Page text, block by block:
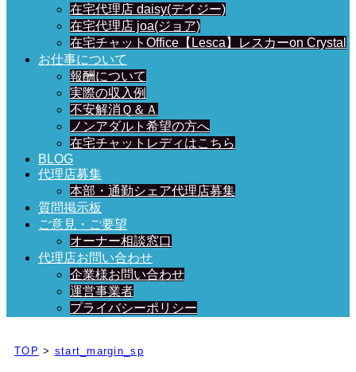
在宅代理店 daisy(デイジー)
在宅代理店 joa(ジョア)
在宅チャットOffice【Lesca】レスカーon Crystal
お仕事について
報酬について
実際の収入例
不安解消Ｑ＆Ａ
ノンアダルト希望の方へ
在宅チャットレディはこちら
BLOG
代理店募集
本部・通勤シェア代理店募集
質問掲示板
ご意見・ご要望
オーナー相談窓口
代理店お問い合わせ
企業様お問い合わせ
運営事業者
プライバシーポリシー
TOP > start_margin_sp